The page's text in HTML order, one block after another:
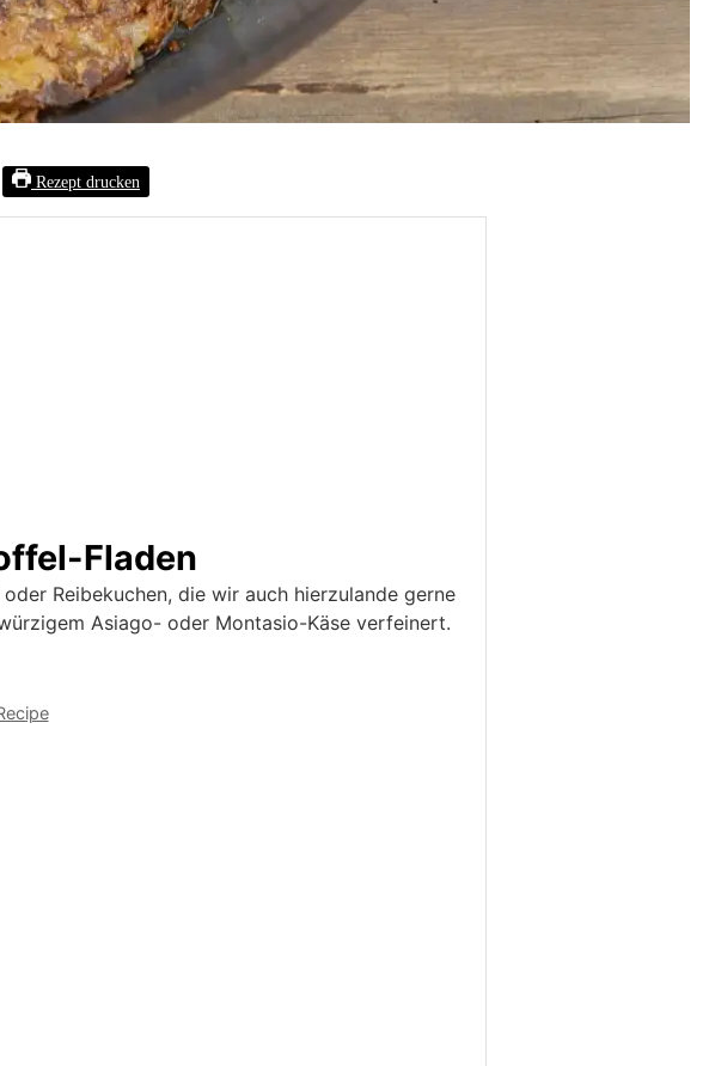
Rezept drucken
Fladen
Reibekuchen, die wir auch hierzulande gerne
Asiago- oder Montasio-Käse verfeinert.